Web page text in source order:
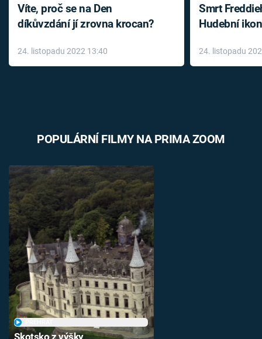
Víte, proč se na Den
díkůvzdání jí zrovna krocan?
24. listopadu 2022 13:40
Smrt
Hudební
léky
24. listopadu
POPULÁRNÍ FILMY NA PRIMA ZOOM
Skotsko z výšky